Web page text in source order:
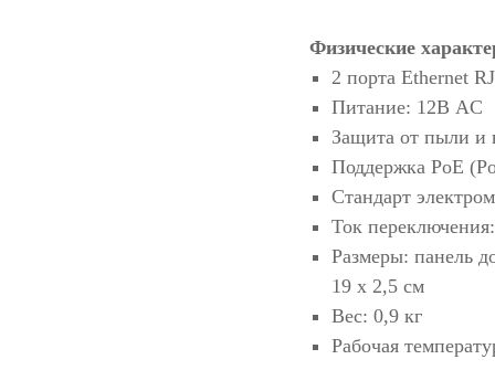
Физические
2 порта Ethernet
Питание: 12В AC
Защита от пыли и
Поддержка PoE
Стандарт
Ток
Размеры: панель
19 х 2,5 см
Вес: 0,9 кг
Рабочая